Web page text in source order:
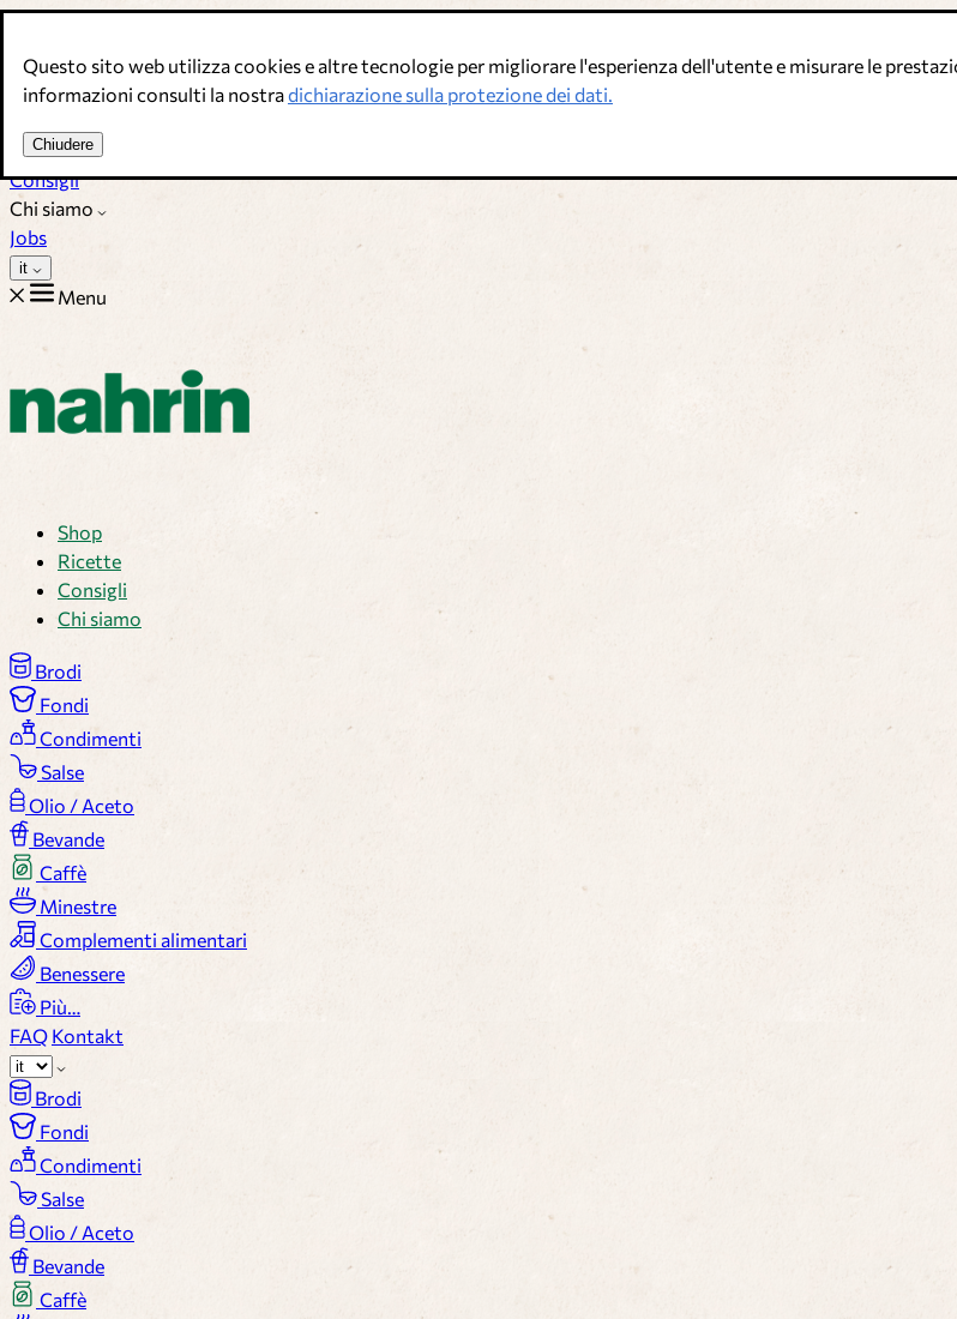
Questo sito web utilizza cookies e altre tecnologie per migliorare l'esperienza dell'utente e misurare le
informazioni consulti la nostradichiarazione sulla protezione dei dati.
Chiudere
Brodi, condimenti & complementi alimentari. Qualità svizzera.
Ricette
Consigli
Chi siamo
Jobs
it
Menu
Shop
Ricette
Consigli
Chi siamo
Brodi
Fondi
Condimenti
Salse
Olio / Aceto
Bevande
Caffè
Minestre
Complementi alimentari
Benessere
Più…
FAQ Kontakt
Brodi
Fondi
Condimenti
Salse
Olio / Aceto
Bevande
Caffè